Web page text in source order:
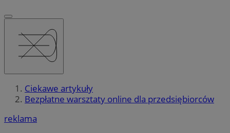
Ciekawe artykuły
Bezpłatne warsztaty online dla przedsiębiorców
reklama